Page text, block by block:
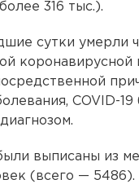
316 тыс.).
сутки умерли
коронавирусной
COVID-19
выписаны из
(всего — 5486).